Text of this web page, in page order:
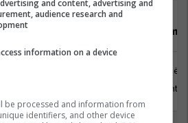
(C# /
Vozitës
Prishtinë
13 Gusht
and content, advertising and
audience research and
information on a device
be processed and information from
identifiers, and other device